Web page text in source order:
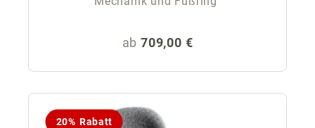
Regulärer Preis:
ab 709,00 €
20% Rabatt